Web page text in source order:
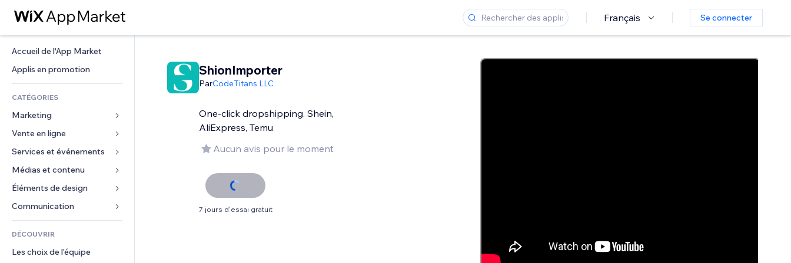
Français Se connecter
Accueil de l'App Market
Applis en promotion
CATÉGORIES
Marketing
Publicités
Mobile
Données analytiques
Réseaux sociaux
Classement de sites
E-mail
Vente en ligne
Applis pour les boutiques
Expédition et livraison
Boutons Vente
Comptabilité
Coupons et fidélisation
Services et événements
Hôtels
Événements
Restaurants
Immobilier
Réservations
Médias et contenu
Galerie
Musique
Podcasts
Photographie
Vidéo
Éléments de design
Cartes et navigation
Confidentialité
Horloge
Modèles de pages
Formulaires
Sondages
DÉCOUVRIR
Les choix de l'équipe
ShionImporter
ParCodeTitans LLC
One-click dropshipping. Shein,
AliExpress, Temu
Aucun avis pour le moment
7 jours d'essai gratuit